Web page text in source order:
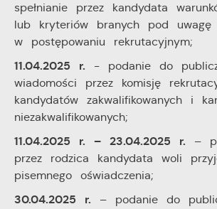
spełnianie przez kandydata
lub kryteriów branych pod uwagę
w postępowaniu rekrutacyjnym;
11.04.2025 r.
- podanie do
wiadomości przez komisję
kandydatów zakwalifikowanych i
niezakwalifikowanych;
11.04.2025 r. – 23.04.2025 r.
–
przez rodzica kandydata woli
pisemnego oświadczenia;
30.04.2025 r. – podanie do